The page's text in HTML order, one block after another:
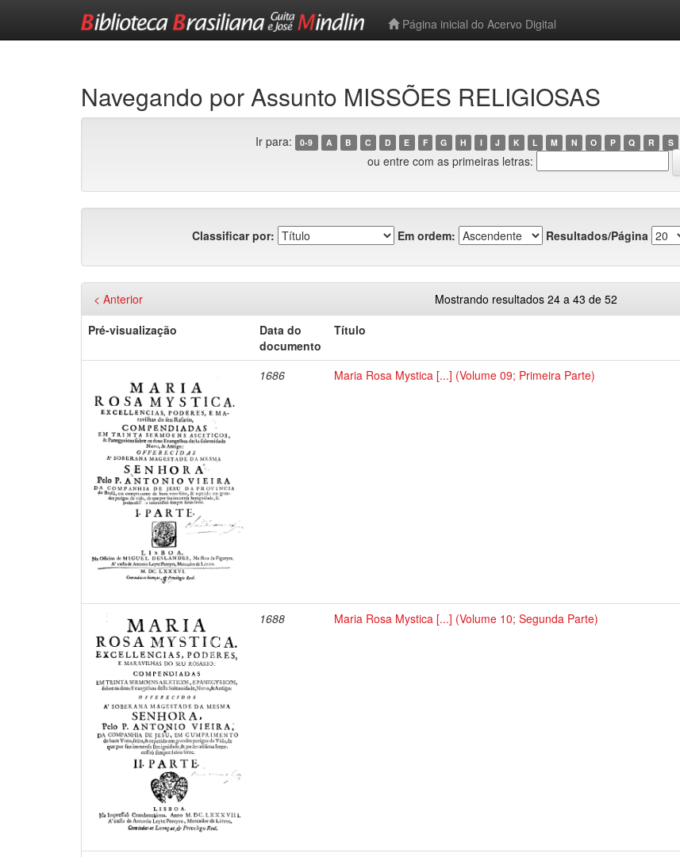
Página inicial do Acervo Digital
Navegando por Assunto MISSÕES RELIGIOSAS
Ir para: 0-9 A B C D E F G H I J K L M N O P Q R S
ou entre com as primeiras letras:
Classificar por: Em ordem: Resultados/Página
Mostrando resultados 24 a 43 de 52
< Anterior
Pré-visualização
Data do
documento
Título
1686 Maria Rosa Mystica [...] (Volume 09; Primeira Parte)
1688 Maria Rosa Mystica [...] (Volume 10; Segunda Parte)